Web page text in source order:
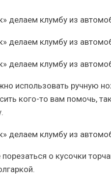
использовать ручную
кого-то вам помочь,
о кусочки